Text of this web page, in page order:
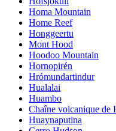
Homa Mountain
Home Reef
Honggeertu
Mont Hood
Hoodoo Mountain
Hornopirén
Hrómundartindur
Hualalai
Huambo
Chaîne volcanique de
Huaynaputina